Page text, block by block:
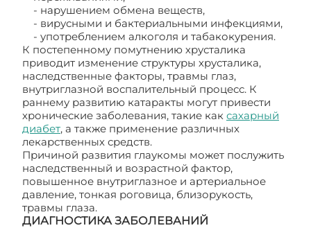
- нарушением обмена веществ,
- вирусными и бактериальными инфекциями,
- употреблением алкоголя и табакокурения.
К постепенному помутнению хрусталика
приводит изменение структуры хрусталика,
наследственные факторы, травмы глаз,
внутриглазной воспалительный процесс. К
раннему развитию катаракты могут привести
хронические заболевания, такие как сахарный
диабет, а также применение различных
лекарственных средств.
Причиной развития глаукомы может послужить
наследственный и возрастной фактор,
повышенное внутриглазное и артериальное
давление, тонкая роговица, близорукость,
травмы глаза.
ДИАГНОСТИКА ЗАБОЛЕВАНИЙ